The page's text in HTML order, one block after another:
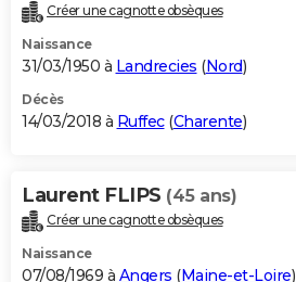
Créer une cagnotte obsèques
Naissance
31/03/1950 à Landrecies (Nord)
Décès
14/03/2018 à Ruffec(Charente)
Laurent FLIPS (45 ans)
Créer une cagnotte obsèques
Naissance
07/08/1969 à Angers (Maine-et-Loire)